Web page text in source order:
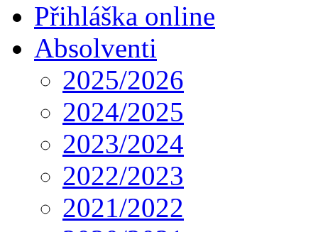
Přihláška online
Absolventi
2025/2026
2024/2025
2023/2024
2022/2023
2021/2022